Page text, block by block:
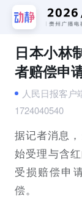
日本小林
者赔偿申
人民日报客户
1724040540
据记者消息
始受理与含
受损赔偿申
偿。